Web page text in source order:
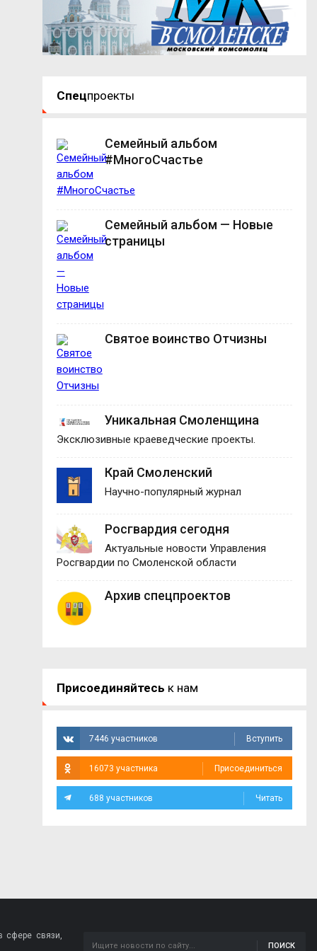
Спецпроекты
Семейный альбом
#МногоСчастье
Семейный альбом — Новые
страницы
Святое воинство Отчизны
Уникальная Смоленщина
Эксклюзивные краеведческие проекты.
Край Смоленский
Научно-популярный журнал
Росгвардия сегодня
Актуальные новости Управления
Росгвардии по Смоленской области
Архив спецпроектов
Присоединяйтесь к нам
7446 участников Вступить
16073 участника Присоединиться
688 участников Читать
сфере связи,
ПОИСК